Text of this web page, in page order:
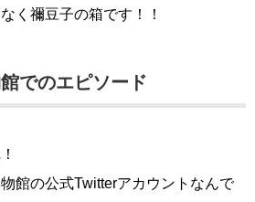
く禰豆子の箱です！！
でのエピソード
館の公式Twitterアカウントなんで